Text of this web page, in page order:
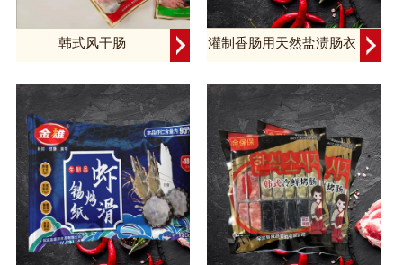
韩式风干肠 灌制香肠用天然盐渍肠衣